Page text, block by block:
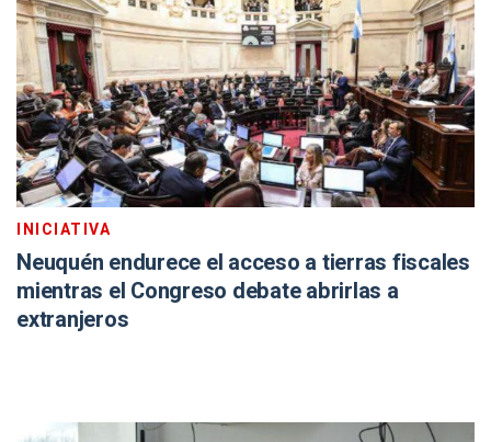
INICIATIVA
Neuquén endurece el acceso a tierras fiscales
mientras el Congreso debate abrirlas a
extranjeros